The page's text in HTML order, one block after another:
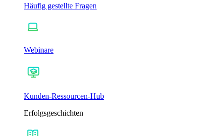
Häufig gestellte Fragen
Webinare
Kunden-Ressourcen-Hub
Erfolgsgeschichten